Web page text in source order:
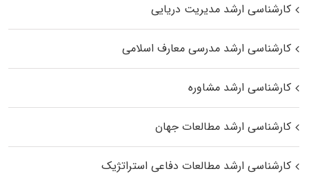
کارشناسی ارشد مدیریت دریایی
کارشناسی ارشد مدرسی معارف اسلامی
کارشناسی ارشد مشاوره
کارشناسی ارشد مطالعات جهان
کارشناسی ارشد مطالعات دفاعی استراتژیک